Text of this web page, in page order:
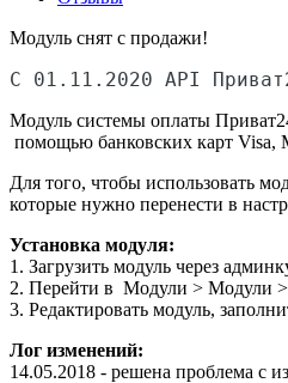
Модуль снят с продажи!
C 01.11.2020 API
Модуль системы оплаты
помощью банковских карт Visa,
Для того, чтобы использовать
которые нужно перенести в
Установка модуля:
1. Загрузить модуль через
2. Перейти в Модули > Модули
3. Редактировать модуль,
Лог изменений:
14.05.2018 - решена проблема с